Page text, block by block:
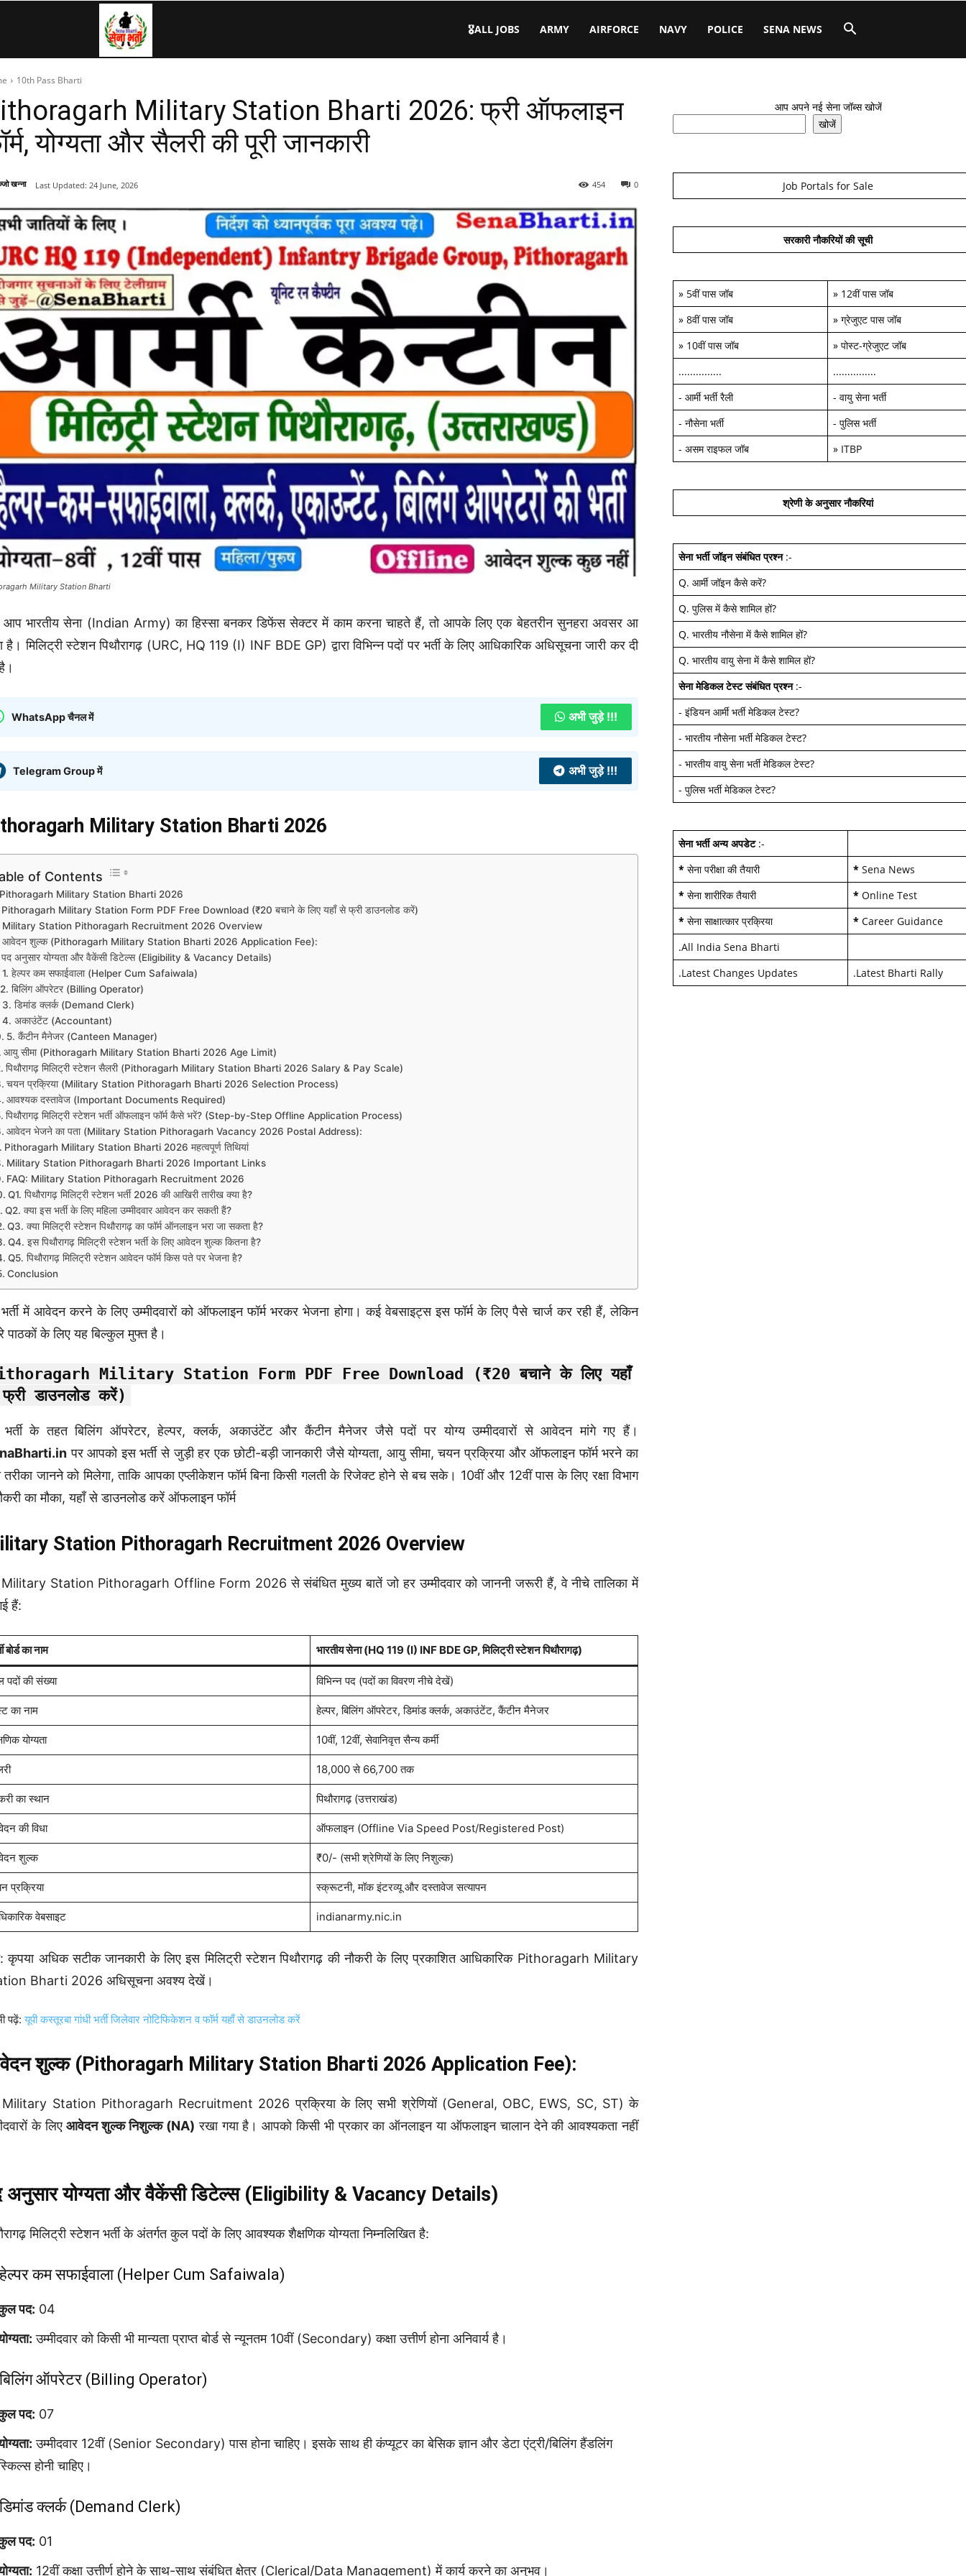
Army,
Airforce,
Police….
🎖️ALL JOBS ARMY AIRFORCE NAVY POLICE SENA NEWS
10th Pass Bharti
Military Station Bharti 2026: फ्री ऑफलाइन
योग्यता और सैलरी की पूरी जानकारी
खन्ना 0
454
Last Updated: 24 June, 2026
Military Station Bharti
आप भारतीय सेना (Indian Army) का हिस्सा बनकर डिफेंस सेक्टर में काम करना चाहते हैं, तो आपके लिए एक बेहतरीन सुनहरा अवसर आ
है। मिलिट्री स्टेशन पिथौरागढ़ (URC, HQ 119 (I) INF BDE GP) द्वारा विभिन्न पदों पर भर्ती के लिए आधिकारिक अधिसूचना जारी कर दी
WhatsApp चैनल में अभी जुड़े !!!
Telegram Group में अभी जुड़े !!!
Military Station Bharti 2026
of Contents
Military Station Bharti 2026
Pithoragarh Military Station Form PDF Free Download (₹20 बचाने के लिए यहाँ से फ्री डाउनलोड करें)
Military Station Pithoragarh Recruitment 2026 Overview
आवेदन शुल्क (Pithoragarh Military Station Bharti 2026 Application Fee):
पद अनुसार योग्यता और वैकेंसी डिटेल्स (Eligibility & Vacancy Details)
1. हेल्पर कम सफाईवाला (Helper Cum Safaiwala)
2. बिलिंग ऑपरेटर (Billing Operator)
3. डिमांड क्लर्क (Demand Clerk)
4. अकाउंटेंट (Accountant)
5. कैंटीन मैनेजर (Canteen Manager)
आयु सीमा (Pithoragarh Military Station Bharti 2026 Age Limit)
पिथौरागढ़ मिलिट्री स्टेशन सैलरी (Pithoragarh Military Station Bharti 2026 Salary & Pay Scale)
चयन प्रक्रिया (Military Station Pithoragarh Bharti 2026 Selection Process)
आवश्यक दस्तावेज (Important Documents Required)
पिथौरागढ़ मिलिट्री स्टेशन भर्ती ऑफलाइन फॉर्म कैसे भरें? (Step-by-Step Offline Application Process)
आवेदन भेजने का पता (Military Station Pithoragarh Vacancy 2026 Postal Address):
Pithoragarh Military Station Bharti 2026 महत्वपूर्ण तिथियां
Military Station Pithoragarh Bharti 2026 Important Links
FAQ: Military Station Pithoragarh Recruitment 2026
Q1. पिथौरागढ़ मिलिट्री स्टेशन भर्ती 2026 की आखिरी तारीख क्या है?
Q2. क्या इस भर्ती के लिए महिला उम्मीदवार आवेदन कर सकती हैं?
Q3. क्या मिलिट्री स्टेशन पिथौरागढ़ का फॉर्म ऑनलाइन भरा जा सकता है?
Q4. इस पिथौरागढ़ मिलिट्री स्टेशन भर्ती के लिए आवेदन शुल्क कितना है?
Q5. पिथौरागढ़ मिलिट्री स्टेशन आवेदन फॉर्म किस पते पर भेजना है?
Conclusion
में आवेदन करने के लिए उम्मीदवारों को ऑफलाइन फॉर्म भरकर भेजना होगा। कई वेबसाइट्स इस फॉर्म के लिए पैसे चार्ज कर रही हैं, लेकिन
पाठकों के लिए यह बिल्कुल मुफ्त है।
Military Station Form PDF Free Download (₹20 बचाने के लिए यहाँ
डाउनलोड करें)
के तहत बिलिंग ऑपरेटर, हेल्पर, क्लर्क, अकाउंटेंट और कैंटीन मैनेजर जैसे पदों पर योग्य उम्मीदवारों से आवेदन मांगे गए हैं।
पर आपको इस भर्ती से जुड़ी हर एक छोटी-बड़ी जानकारी जैसे योग्यता, आयु सीमा, चयन प्रक्रिया और ऑफलाइन फॉर्म भरने का
तरीका जानने को मिलेगा, ताकि आपका एप्लीकेशन फॉर्म बिना किसी गलती के रिजेक्ट होने से बच सके। 10वीं और 12वीं पास के लिए रक्षा विभाग
का मौका, यहाँ से डाउनलोड करें ऑफलाइन फॉर्म
Station Pithoragarh Recruitment 2026 Overview
Station Pithoragarh Offline Form 2026 से संबंधित मुख्य बातें जो हर उम्मीदवार को जाननी जरूरी हैं, वे नीचे तालिका में
हैं:
बोर्ड का नाम भारतीय सेना (HQ 119 (I) INF BDE GP, मिलिट्री स्टेशन पिथौरागढ़)
पदों की संख्या विभिन्न पद (पदों का विवरण नीचे देखें)
का नाम हेल्पर, बिलिंग ऑपरेटर, डिमांड क्लर्क, अकाउंटेंट, कैंटीन मैनेजर
योग्यता 10वीं, 12वीं, सेवानिवृत्त सैन्य कर्मी
18,000 से 66,700 तक
का स्थान पिथौरागढ़ (उत्तराखंड)
की विधा ऑफलाइन (Offline Via Speed Post/Registered Post)
शुल्क ₹0/- (सभी श्रेणियों के लिए निशुल्क)
प्रक्रिया स्क्रूटनी, मॉक इंटरव्यू और दस्तावेज सत्यापन
वेबसाइट indianarmy.nic.in
कृपया अधिक सटीक जानकारी के लिए इस मिलिट्री स्टेशन पिथौरागढ़ की नौकरी के लिए प्रकाशित आधिकारिक Pithoragarh Military
Bharti 2026 अधिसूचना अवश्य देखें।
पढ़ें:यूपी कस्तूरबा गांधी भर्ती जिलेवार नोटिफिकेशन व फॉर्म यहाँ से डाउनलोड करें
शुल्क (Pithoragarh Military Station Bharti 2026 Application Fee):
Station Pithoragarh Recruitment 2026 प्रक्रिया के लिए सभी श्रेणियों (General, OBC, EWS, SC, ST) के
के लिएआवेदन शुल्क निशुल्क (NA) रखा गया है। आपको किसी भी प्रकार का ऑनलाइन या ऑफलाइन चालान देने की आवश्यकता नहीं
अनुसार योग्यता और वैकेंसी डिटेल्स (Eligibility & Vacancy Details)
मिलिट्री स्टेशन भर्ती के अंतर्गत कुल पदों के लिए आवश्यक शैक्षणिक योग्यता निम्नलिखित है:
कम सफाईवाला (Helper Cum Safaiwala)
पद: 04
उम्मीदवार को किसी भी मान्यता प्राप्त बोर्ड से न्यूनतम 10वीं (Secondary) कक्षा उत्तीर्ण होना अनिवार्य है।
ऑपरेटर (Billing Operator)
पद: 07
उम्मीदवार 12वीं (Senior Secondary) पास होना चाहिए। इसके साथ ही कंप्यूटर का बेसिक ज्ञान और डेटा एंट्री/बिलिंग हैंडलिंग
होनी चाहिए।
क्लर्क (Demand Clerk)
पद: 01
12वीं कक्षा उत्तीर्ण होने के साथ-साथ संबंधित क्षेत्र (Clerical/Data Management) में कार्य करने का अनुभव।
आप अपने नई सेना जॉब्स खोजें
खोजें
Job Portals for Sale
सरकारी नौकरियों की सूची
» 5वीं पास जॉब » 12वीं पास जॉब
» 8वीं पास जॉब » ग्रेजुएट पास जॉब
» 10वीं पास जॉब » पोस्ट-ग्रेजुएट जॉब
...............
...............
- आर्मी भर्ती रैली - वायु सेना भर्ती
- नौसेना भर्ती - पुलिस भर्ती
- असम राइफल जॉब » ITBP
श्रेणी के अनुसार नौकरियां
सेना भर्ती जॉइन संबंधित प्रश्न:-
Q. आर्मी जॉइन कैसे करें?
Q. पुलिस में कैसे शामिल हों?
Q. भारतीय नौसेना में कैसे शामिल हों?
Q. भारतीय वायु सेना में कैसे शामिल हों?
सेना मेडिकल टेस्ट संबंधित प्रश्न:-
- इंडियन आर्मी भर्ती मेडिकल टेस्ट?
- भारतीय नौसेना भर्ती मेडिकल टेस्ट?
- भारतीय वायु सेना भर्ती मेडिकल टेस्ट?
- पुलिस भर्ती मेडिकल टेस्ट?
सेना भर्ती अन्य अपडेट:-
* सेना परीक्षा की तैयारी * Sena News
* सेना शारीरिक तैयारी * Online Test
* सेना साक्षात्कार प्रक्रिया * Career Guidance
.All India Sena Bharti
.Latest Changes Updates .Latest Bharti Rally